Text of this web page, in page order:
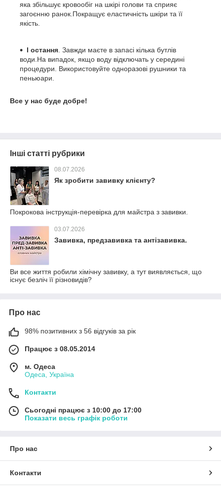
яка збільшує кровообіг на шкірі голови та сприяє
загоєнню ранок.Покращує еластичність шкіри та її
якість.
І остання . Завжди маєте в запасі кілька бутлів
води.На випадок, якщо воду відключать у середині
процедури. Використовуйте одноразові рушники та
пеньюари.
Все у нас буде добре!
Інші статті рубрики
08.07.2026
Як зробити завивку клієнту?
Покрокова інструкція-перевірка для майстра з завивки.
03.07.2026
Завивка, предзавивка та антізавивка.
Ви все життя робили хімічну завивку, а тут виявляється, що
існує безліч її різновидів?
Про нас
98% позитивних з 56 відгуків за рік
Працює з 08.05.2014
м. Одеса
Одеса, Україна
Контакти
Сьогодні працює з 10:00 до 17:00
Показати весь графік роботи
Про нас
Контакти